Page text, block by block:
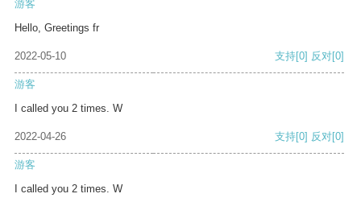
游客
Hello, Greetings fr
2022-05-10 支持[0] 反对[0]
游客
I called you 2 times. W
2022-04-26 支持[0] 反对[0]
游客
I called you 2 times. W